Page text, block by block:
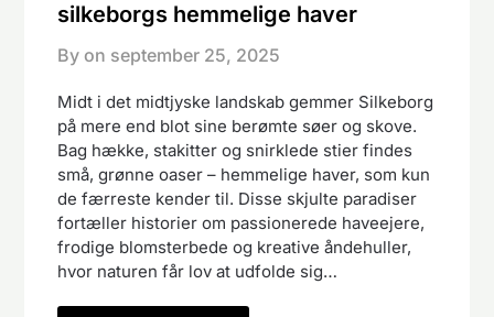
silkeborgs hemmelige haver
By on september 25, 2025
Midt i det midtjyske landskab gemmer Silkeborg
på mere end blot sine berømte søer og skove.
Bag hække, stakitter og snirklede stier findes
små, grønne oaser – hemmelige haver, som kun
de færreste kender til. Disse skjulte paradiser
fortæller historier om passionerede haveejere,
frodige blomsterbede og kreative åndehuller,
hvor naturen får lov at udfolde sig…